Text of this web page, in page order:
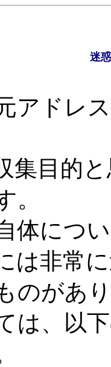
迷
アドレ
集目的
。
体につ
は非常
のがあ
は、以